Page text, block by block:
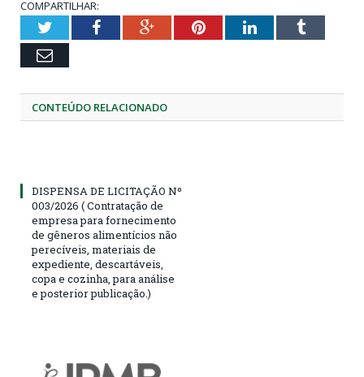
COMPARTILHAR:
TwitterFacebookGoogle+PinterestLinkedInTumblr
Email
CONTEÚDO RELACIONADO
DISPENSA DE LICITAÇÃO Nº
003/2026 ( Contratação de
empresa para fornecimento
de gêneros alimentícios não
perecíveis, materiais de
expediente, descartáveis,
copa e cozinha, para análise
e posterior publicação.)